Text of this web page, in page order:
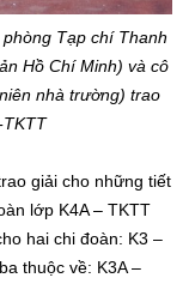
Tạp chí Thanh
Hồ Chí Minh) và cô
nhà trường) trao
TKTT
giải cho những tiết
lớp K4A – TKTT
hai chi đoàn: K3 –
thuộc về: K3A –